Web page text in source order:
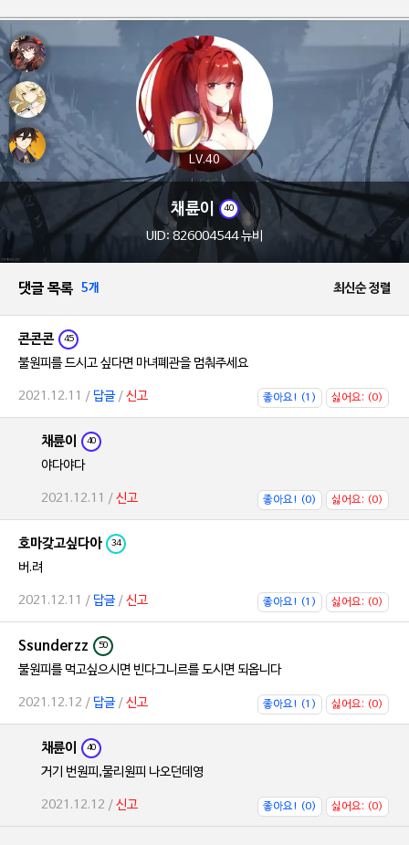
LV.40
채륜이 40
UID: 826004544 뉴비
댓글 목록 5개 최신순 정렬
콘콘콘 45
불원피를 드시고 싶다면 마녀폐관을 멈춰주세요
2021.12.11 / 답글/ 신고 좋아요! (1) 싫어요; (0)
채륜이 40
야다야다
2021.12.11 / 신고 좋아요! (0) 싫어요; (0)
호마갖고싶다아 34
버.려
2021.12.11 / 답글/ 신고 좋아요! (1) 싫어요; (0)
Ssunderzz 50
불원피를 먹고싶으시면 빈다그니르를 도시면 되옵니다
2021.12.12 / 답글/ 신고 좋아요! (1) 싫어요; (0)
채륜이 40
거기 번원피,물리원피 나오던데영
2021.12.12 / 신고 좋아요! (0) 싫어요; (0)